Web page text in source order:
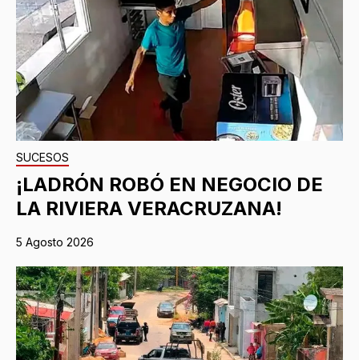
SUCESOS
¡LADRÓN ROBÓ EN NEGOCIO DE
LA RIVIERA VERACRUZANA!
5 Agosto 2026